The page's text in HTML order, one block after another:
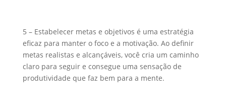
5 – Estabelecer metas e objetivos é uma estratégia
eficaz para manter o foco e a motivação. Ao definir
metas realistas e alcançáveis, você cria um caminho
claro para seguir e consegue uma sensação de
produtividade que faz bem para a mente.